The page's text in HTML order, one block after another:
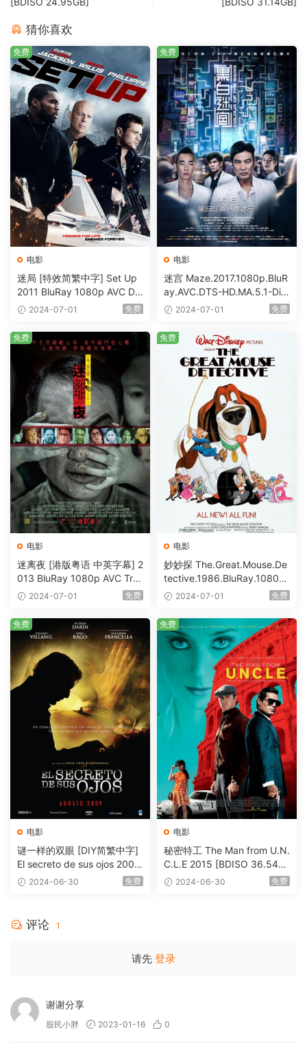
猜你喜欢
电影
迷局 [特效简繁中字] Set Up
2011 BluRay 1080p AVC DT
S-HD MA5.1-shhaclm@CHD
2024-07-01 免费
免费
电影
迷宫 Maze.2017.1080p.BluR
ay.AVC.DTS-HD.MA.5.1-DiY
@HDHome [BDISO 19.7GB]
2024-07-01 免费
免费
电影
迷离夜 [港版粤语 中英字幕] 2
013 BluRay 1080p AVC Tru
eHD5.1 [BDISO 22.64GB]
2024-07-01 免费
免费
电影
妙妙探 The.Great.Mouse.De
tective.1986.BluRay.1080p.
AVC.DTS-HD.MA.5.1-HDHo
2024-07-01 免费
免费
电影
谜一样的双眼 [DIY简繁中字]
El secreto de sus ojos 2009
1080p Blu-ray AVC DTS-HD
2024-06-30 免费
免费
电影
秘密特工 The Man from U.N.
C.L.E 2015 [BDISO 36.54G
B] 2024-06-30 免费
免费
评论 1
请先 登录
谢谢分享
股民小胖 2023-01-16 0